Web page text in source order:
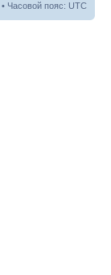
• Часовой пояс: UTC